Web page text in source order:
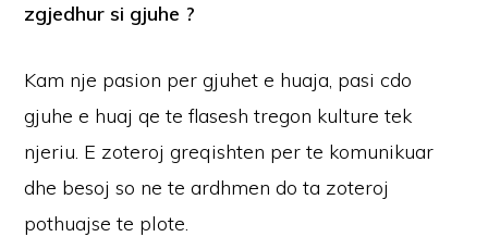
zgjedhur si gjuhe ?
Kam nje pasion per gjuhet e huaja, pasi cdo
gjuhe e huaj qe te flasesh tregon kulture tek
njeriu. E zoteroj greqishten per te komunikuar
dhe besoj so ne te ardhmen do ta zoteroj
pothuajse te plote.